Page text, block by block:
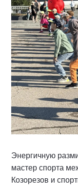
Энергичную
мастер спорта
Козорезов и